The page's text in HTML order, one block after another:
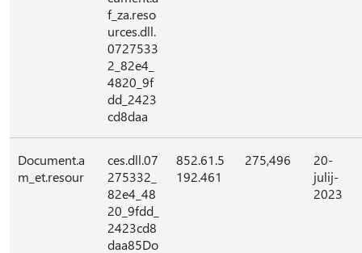
f_za.reso
urces.dll.
0727533
2_82e4_
4820_9f
dd_2423
cd8daa
Document.a
m_et.resour
ces.dll.07
275332_
82e4_48
20_9fdd_
2423cd8
daa85Do
852.61.5
192.461
275,496
20-
julij-
2023